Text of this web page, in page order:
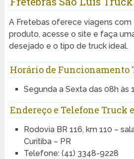
A Fretebas oferece viagens com
produto, acesse o site e faça
desejado e o tipo de truck ideal.
Horário de Funcionamento
Segunda a Sexta das 08h às
Endereço e Telefone Truck
Rodovia BR 116, km 110 –
Curitiba – PR
Telefone: (41) 3348-9228